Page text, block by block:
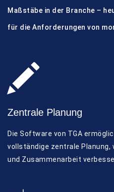
Maßstäbe in der Branche –
für die Anforderungen von
Zentrale Planung
Die Software von TGA
vollständige zentrale Planung,
und Zusammenarbeit